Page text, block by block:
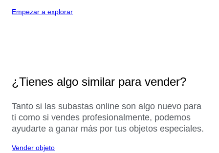
Empezar a explorar
¿Tienes algo similar para vender?
Tanto si las subastas online son algo nuevo para
ti como si vendes profesionalmente, podemos
ayudarte a ganar más por tus objetos especiales.
Vender objeto